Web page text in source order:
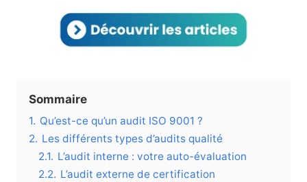
Sommaire
1. Qu’est-ce qu’un audit ISO 9001 ?
2. Les différents types d’audits qualité
2.1. L’audit interne : votre auto-évaluation
2.2. L’audit externe de certification